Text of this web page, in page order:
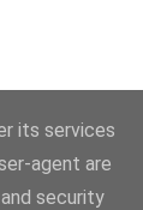
its services
agent are
security